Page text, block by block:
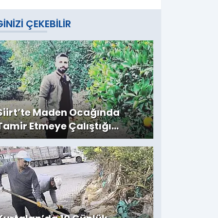
ÇEKEBILIR
Maden Ocağında
Etmeye Çalıştığı
Altında Kalan Emin
Hayatını Kaybetti